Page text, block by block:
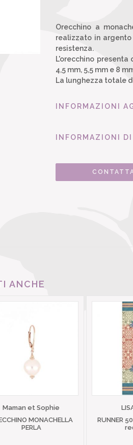
Orecchino a
realizzato in
resistenza.
L'orecchino
4,5 mm, 5,5 mm e 8
La lunghezza totale
INFORMAZIONI
INFORMAZIONI
ANCHE
Maman et Sophie
MONACHELLA
PERLA
RUNNER